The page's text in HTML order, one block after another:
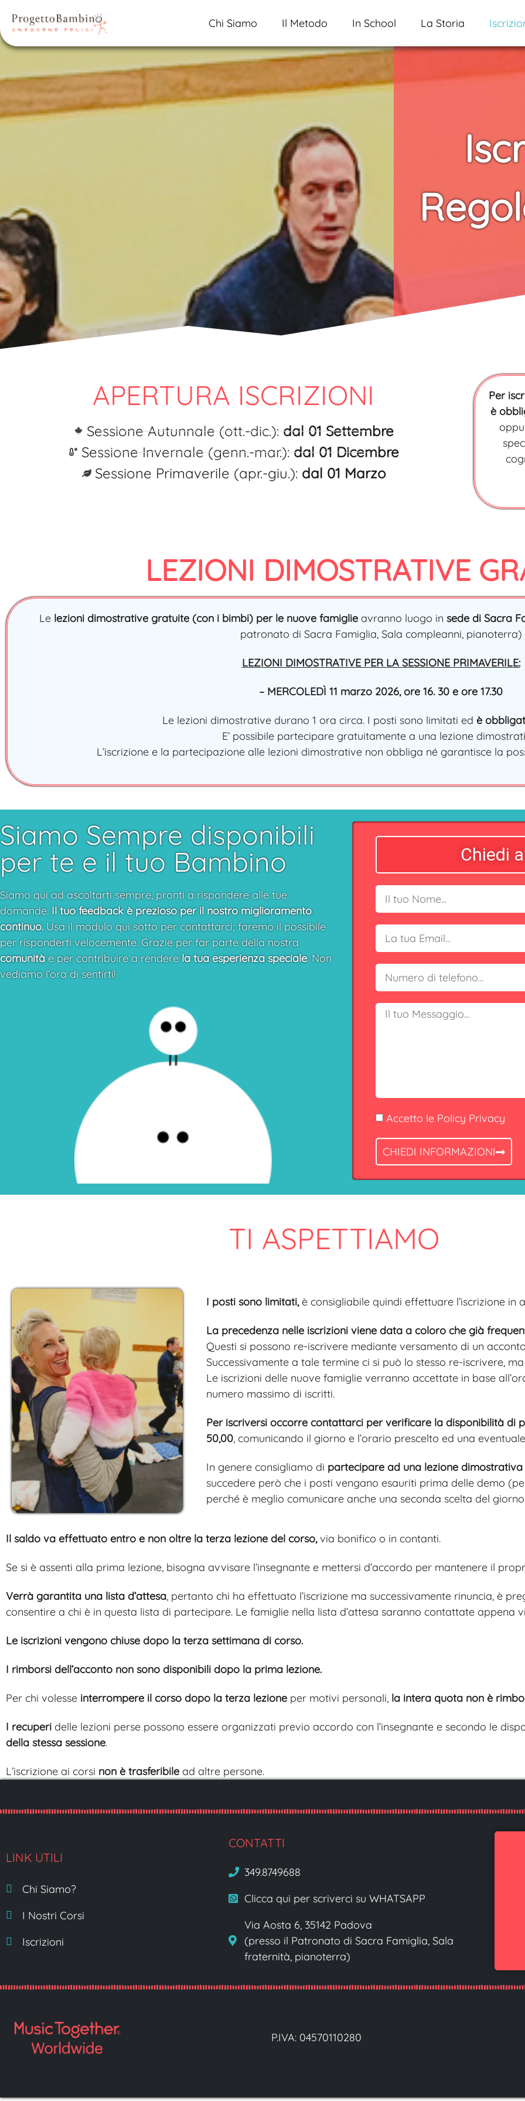
Chi Siamo Il Metodo In School La Storia
APERTURA ISCRIZIONI
Sessione Autunnale (ott.-dic.):dal 01 Settembre
Sessione Invernale (genn.-mar.):dal 01 Dicembre
Sessione Primaverile (apr.-giu.): dal 01 Marzo
Per
è
LEZIONI DIMOSTRATIVE
Le lezioni dimostrative gratuite (con i bimbi) per le nuove famiglieavranno luogo in sede di Sacra
patronato di Sacra Famiglia, Sala compleanni, pianoterra)
LEZIONI DIMOSTRATIVE PER LA SESSIONE PRIMAVERILE:
– MERCOLEDÌ 11 marzo 2026, ore 16. 30 e ore 17.30
Le lezioni dimostrative durano 1 ora circa. I posti sono limitati ed è
E’ possibile partecipare gratuitamente a una lezione
L’iscrizione e la partecipazione alle lezioni dimostrative non obbliga né garantisce la
Siamo Sempre disponibili
per te e il tuo Bambino
Siamo qui ad ascoltarti sempre, pronti a rispondere alle tue
domande. Il tuo feedback è prezioso per il nostro miglioramento
continuo.Usa il modulo qui sotto per contattarci; faremo il possibile
per risponderti velocemente. Grazie per far parte della nostra
comunitàe per contribuire a rendere la tua esperienza speciale. Non
vediamo l’ora di sentirti!
Chiedi
Accetto le Policy Privacy
CHIEDI INFORMAZIONI
TI ASPETTIAMO
I posti sono limitati, è consigliabile quindi effettuare l’iscrizione
La precedenza nelle iscrizioni viene data a coloro che già
Questi si possono re-iscrivere mediante versamento di un
Successivamente a tale termine ci si può lo stesso re-iscrivere,
Le iscrizioni delle nuove famiglie verranno accettate in base
numero massimo di iscritti.
Per iscriversi occorre contattarci per verificare la disponibilità di
50,00, comunicando il giorno e l’orario prescelto ed una
In genere consigliamo di partecipare ad una lezione
succedere però che i posti vengano esauriti prima delle demo
perché è meglio comunicare anche una seconda scelta del
Il saldo va effettuato entro e non oltre la terza lezione del corso,via bonifico o in contanti.
Se si è assenti alla prima lezione, bisogna avvisare l’insegnante e mettersi d’accordo per mantenere il
Verrà garantita una lista d’attesa, pertanto chi ha effettuato l’iscrizione ma successivamente rinuncia, è
consentire a chi è in questa lista di partecipare. Le famiglie nella lista d’attesa saranno contattate appena
Le iscrizioni vengono chiuse dopo la terza settimana di corso.
I rimborsi dell’acconto non sono disponibili dopo la prima lezione.
Per chi volesse interrompere il corso dopo la terza lezione per motivi personali, la intera quota non è
I recuperi delle lezioni perse possono essere organizzati previo accordo con l’insegnante e secondo le
della stessa sessione.
L’iscrizione ai corsi non è trasferibile ad altre persone.
LINK UTILI
Chi Siamo?
I Nostri Corsi
Iscrizioni
CONTATTI
349.8749688
Clicca qui per scriverci su WHATSAPP
Via Aosta 6, 35142 Padova
(presso il Patronato di Sacra Famiglia, Sala
fraternità, pianoterra)
P.IVA: 04570110280